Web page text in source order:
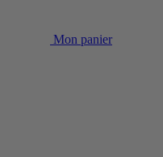
Mon panier